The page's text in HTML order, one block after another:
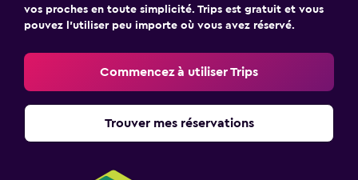
vos proches en toute simplicité. Trips est gratuit et vous
pouvez l’utiliser peu importe où vous avez réservé.
Commencez à utiliser Trips
Trouver mes réservations